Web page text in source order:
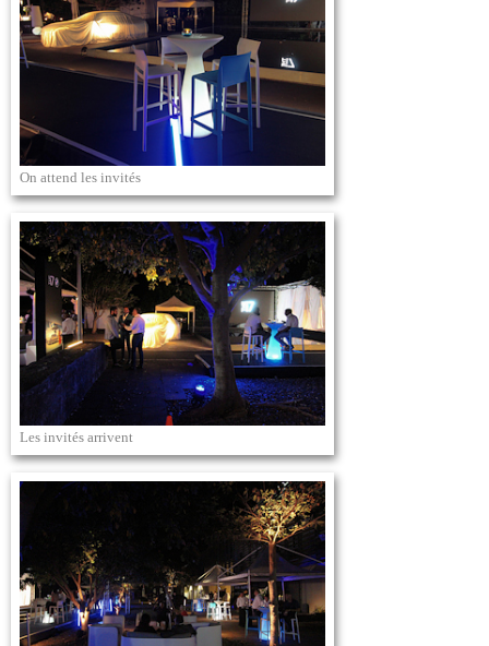
On attend les invités
Les invités arrivent